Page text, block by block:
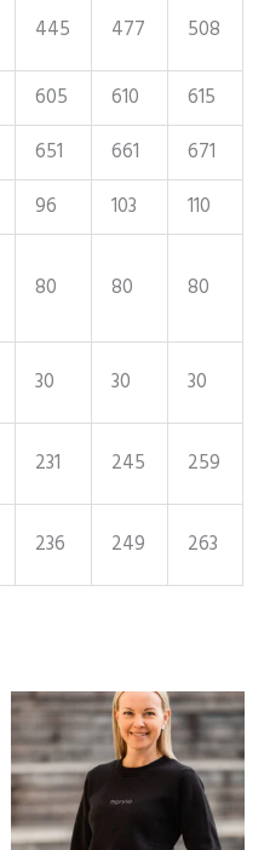
445 477 508
605 610
615
651 661
671
96 103
110
80 80 80
30 30 30
231 245 259
236 249 263